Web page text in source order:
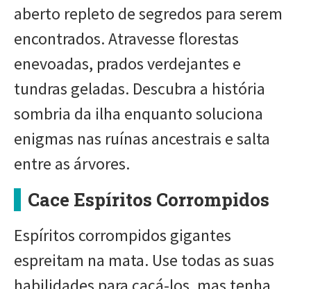
aberto repleto de segredos para serem
encontrados. Atravesse florestas
enevoadas, prados verdejantes e
tundras geladas. Descubra a história
sombria da ilha enquanto soluciona
enigmas nas ruínas ancestrais e salta
entre as árvores.
Cace Espíritos Corrompidos
Espíritos corrompidos gigantes
espreitam na mata. Use todas as suas